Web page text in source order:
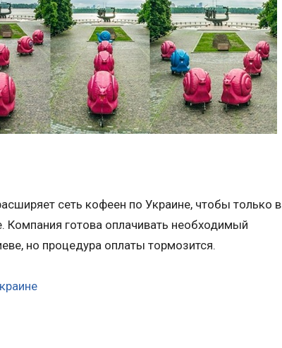
сеть кофеен по Украине, чтобы только в
Компания готова оплачивать необходимый
но процедура оплаты тормозится.